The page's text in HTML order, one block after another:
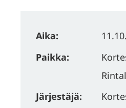
Aika:
Paikka:
Järjestäjä: